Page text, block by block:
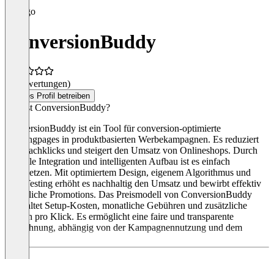
ConversionBuddy
(0 Bewertungen)
Dieses Profil betreiben
Was ist ConversionBuddy?
ConversionBuddy ist ein Tool für conversion-optimierte
Landingpages in produktbasierten Werbekampagnen. Es reduziert
Mehrfachklicks und steigert den Umsatz von Onlineshops. Durch
schnelle Integration und intelligenten Aufbau ist es einfach
einzusetzen. Mit optimiertem Design, eigenem Algorithmus und
A/B-Testing erhöht es nachhaltig den Umsatz und bewirbt effektiv
zusätzliche Promotions. Das Preismodell von ConversionBuddy
beinhaltet Setup-Kosten, monatliche Gebühren und zusätzliche
Kosten pro Klick. Es ermöglicht eine faire und transparente
Abrechnung, abhängig von der Kampagnennutzung und dem